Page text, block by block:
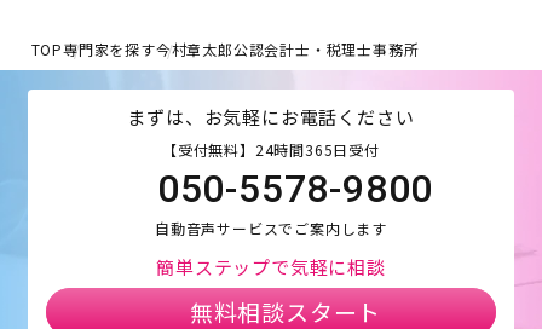
TOP専門家を探す今村章太郎公認会計士・税理士事務所
まずは、お気軽にお電話ください
【受付無料】24時間365日受付
050-5578-9800
自動音声サービスでご案内します
簡単ステップで気軽に相談
無料相談スタート